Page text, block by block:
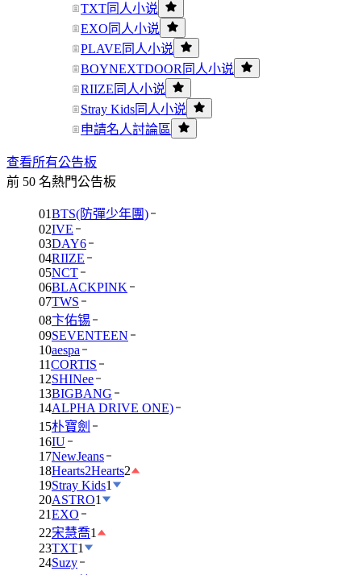
TXT同人小说
EXO同人小说
PLAVE同人小说
BOYNEXTDOOR同人小说
RIIZE同人小说
Stray Kids同人小说
申請名人討論區
查看所有公告板
前 50 名熱門公告板
01BTS(防彈少年團)
02IVE
03DAY6
04RIIZE
05NCT
06BLACKPINK
07TWS
08卞佑锡
09SEVENTEEN
10aespa
11CORTIS
12SHINee
13BIGBANG
14ALPHA DRIVE ONE)
15朴寶劍
16IU
17NewJeans
18Hearts2Hearts2
19Stray Kids1
20ASTRO1
21EXO
22宋慧喬1
23TXT1
24Suzy